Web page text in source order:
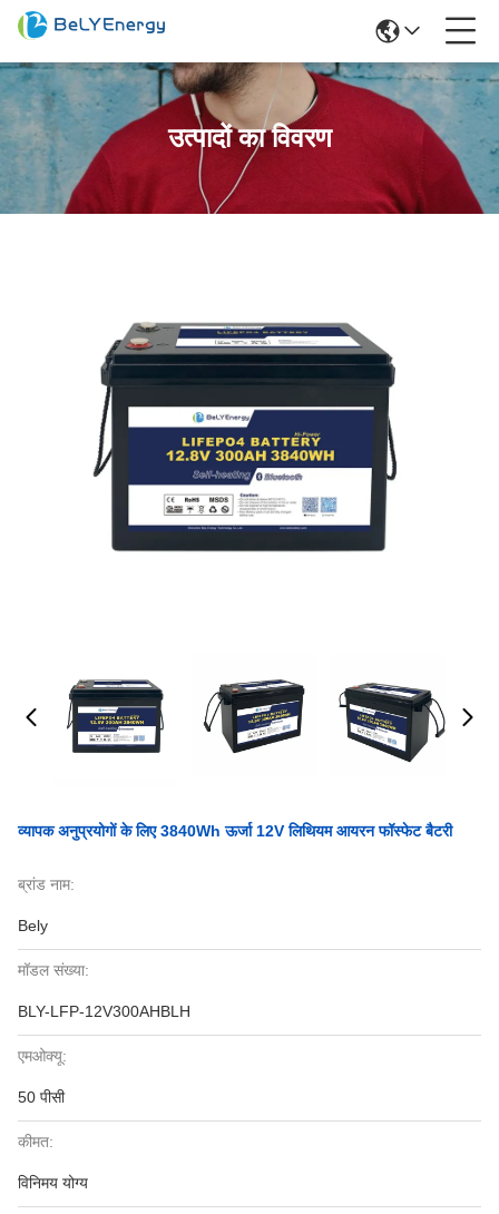
उत्पादों का विवरण
व्यापक अनुप्रयोगों के लिए 3840Wh ऊर्जा 12V लिथियम आयरन फॉस्फेट बैटरी
ब्रांड नाम:
Bely
मॉडल संख्या:
BLY-LFP-12V300AHBLH
एमओक्यू:
50 पीसी
कीमत:
विनिमय योग्य